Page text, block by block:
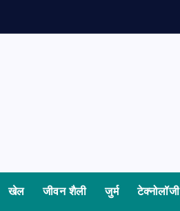
खेल जीवन शैली जुर्म टेक्नोलॉजी